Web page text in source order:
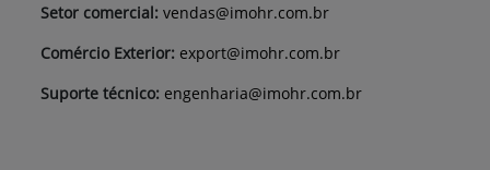
Setor comercial: vendas@imohr.com.br
Comércio Exterior: export@imohr.com.br
Suporte técnico: engenharia@imohr.com.br